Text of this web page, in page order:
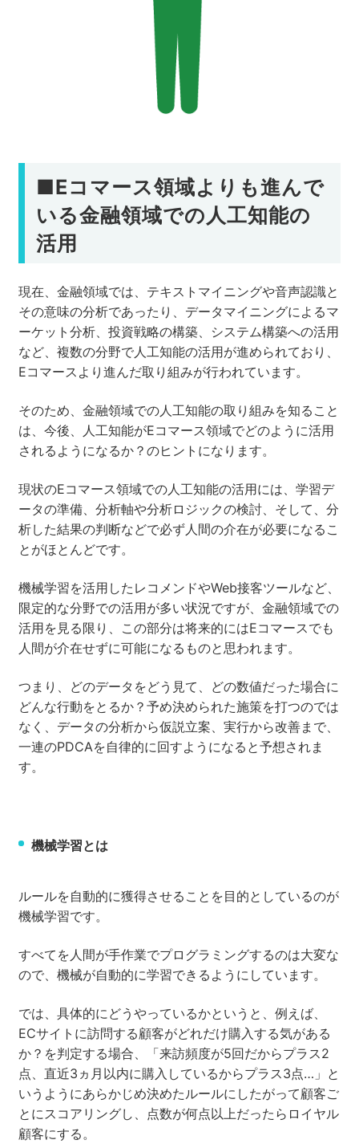
■Eコマース領域よりも進んで
いる金融領域での人工知能の
活用
現在、金融領域では、テキストマイニングや音声認識と
その意味の分析であったり、データマイニングによるマ
ーケット分析、投資戦略の構築、システム構築への活用
など、複数の分野で人工知能の活用が進められており、
Eコマースより進んだ取り組みが行われています。
そのため、金融領域での人工知能の取り組みを知ること
は、今後、人工知能がEコマース領域でどのように活用
されるようになるか？のヒントになります。
現状のEコマース領域での人工知能の活用には、学習デ
ータの準備、分析軸や分析ロジックの検討、そして、分
析した結果の判断などで必ず人間の介在が必要になるこ
とがほとんどです。
機械学習を活用したレコメンドやWeb接客ツールなど、
限定的な分野での活用が多い状況ですが、金融領域での
活用を見る限り、この部分は将来的にはEコマースでも
人間が介在せずに可能になるものと思われます。
つまり、どのデータをどう見て、どの数値だった場合に
どんな行動をとるか？予め決められた施策を打つのでは
なく、データの分析から仮説立案、実行から改善まで、
一連のPDCAを自律的に回すようになると予想されま
す。
機械学習とは
ルールを自動的に獲得させることを目的としているのが
機械学習です。
すべてを人間が手作業でプログラミングするのは大変な
ので、機械が自動的に学習できるようにしています。
では、具体的にどうやっているかというと、例えば、
ECサイトに訪問する顧客がどれだけ購入する気がある
か？を判定する場合、「来訪頻度が5回だからプラス2
点、直近3ヵ月以内に購入しているからプラス3点…」と
いうようにあらかじめ決めたルールにしたがって顧客ご
とにスコアリングし、点数が何点以上だったらロイヤル
顧客にする。